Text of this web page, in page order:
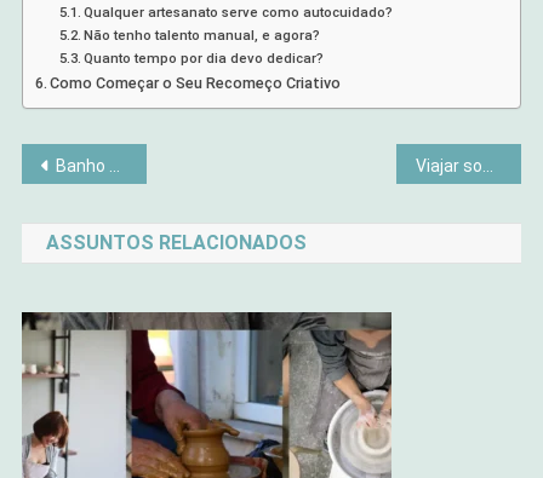
Qualquer artesanato serve como autocuidado?
Não tenho talento manual, e agora?
Quanto tempo por dia devo dedicar?
Como Começar o Seu Recomeço Criativo
Navegação
de
Post
Banho de Manjericão: O Ritual de Harmonia que Devolve Sua Alegria de Viver
ASSUNTOS RELACIONADOS